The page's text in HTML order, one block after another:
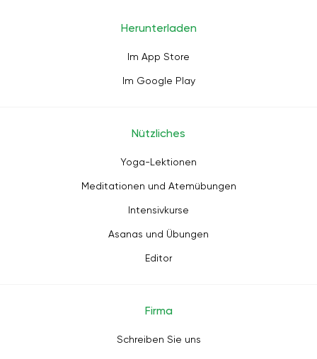
Herunterladen
Im App Store
Im Google Play
Nützliches
Yoga-Lektionen
Meditationen und Atemübungen
Intensivkurse
Asanas und Übungen
Editor
Firma
Schreiben Sie uns